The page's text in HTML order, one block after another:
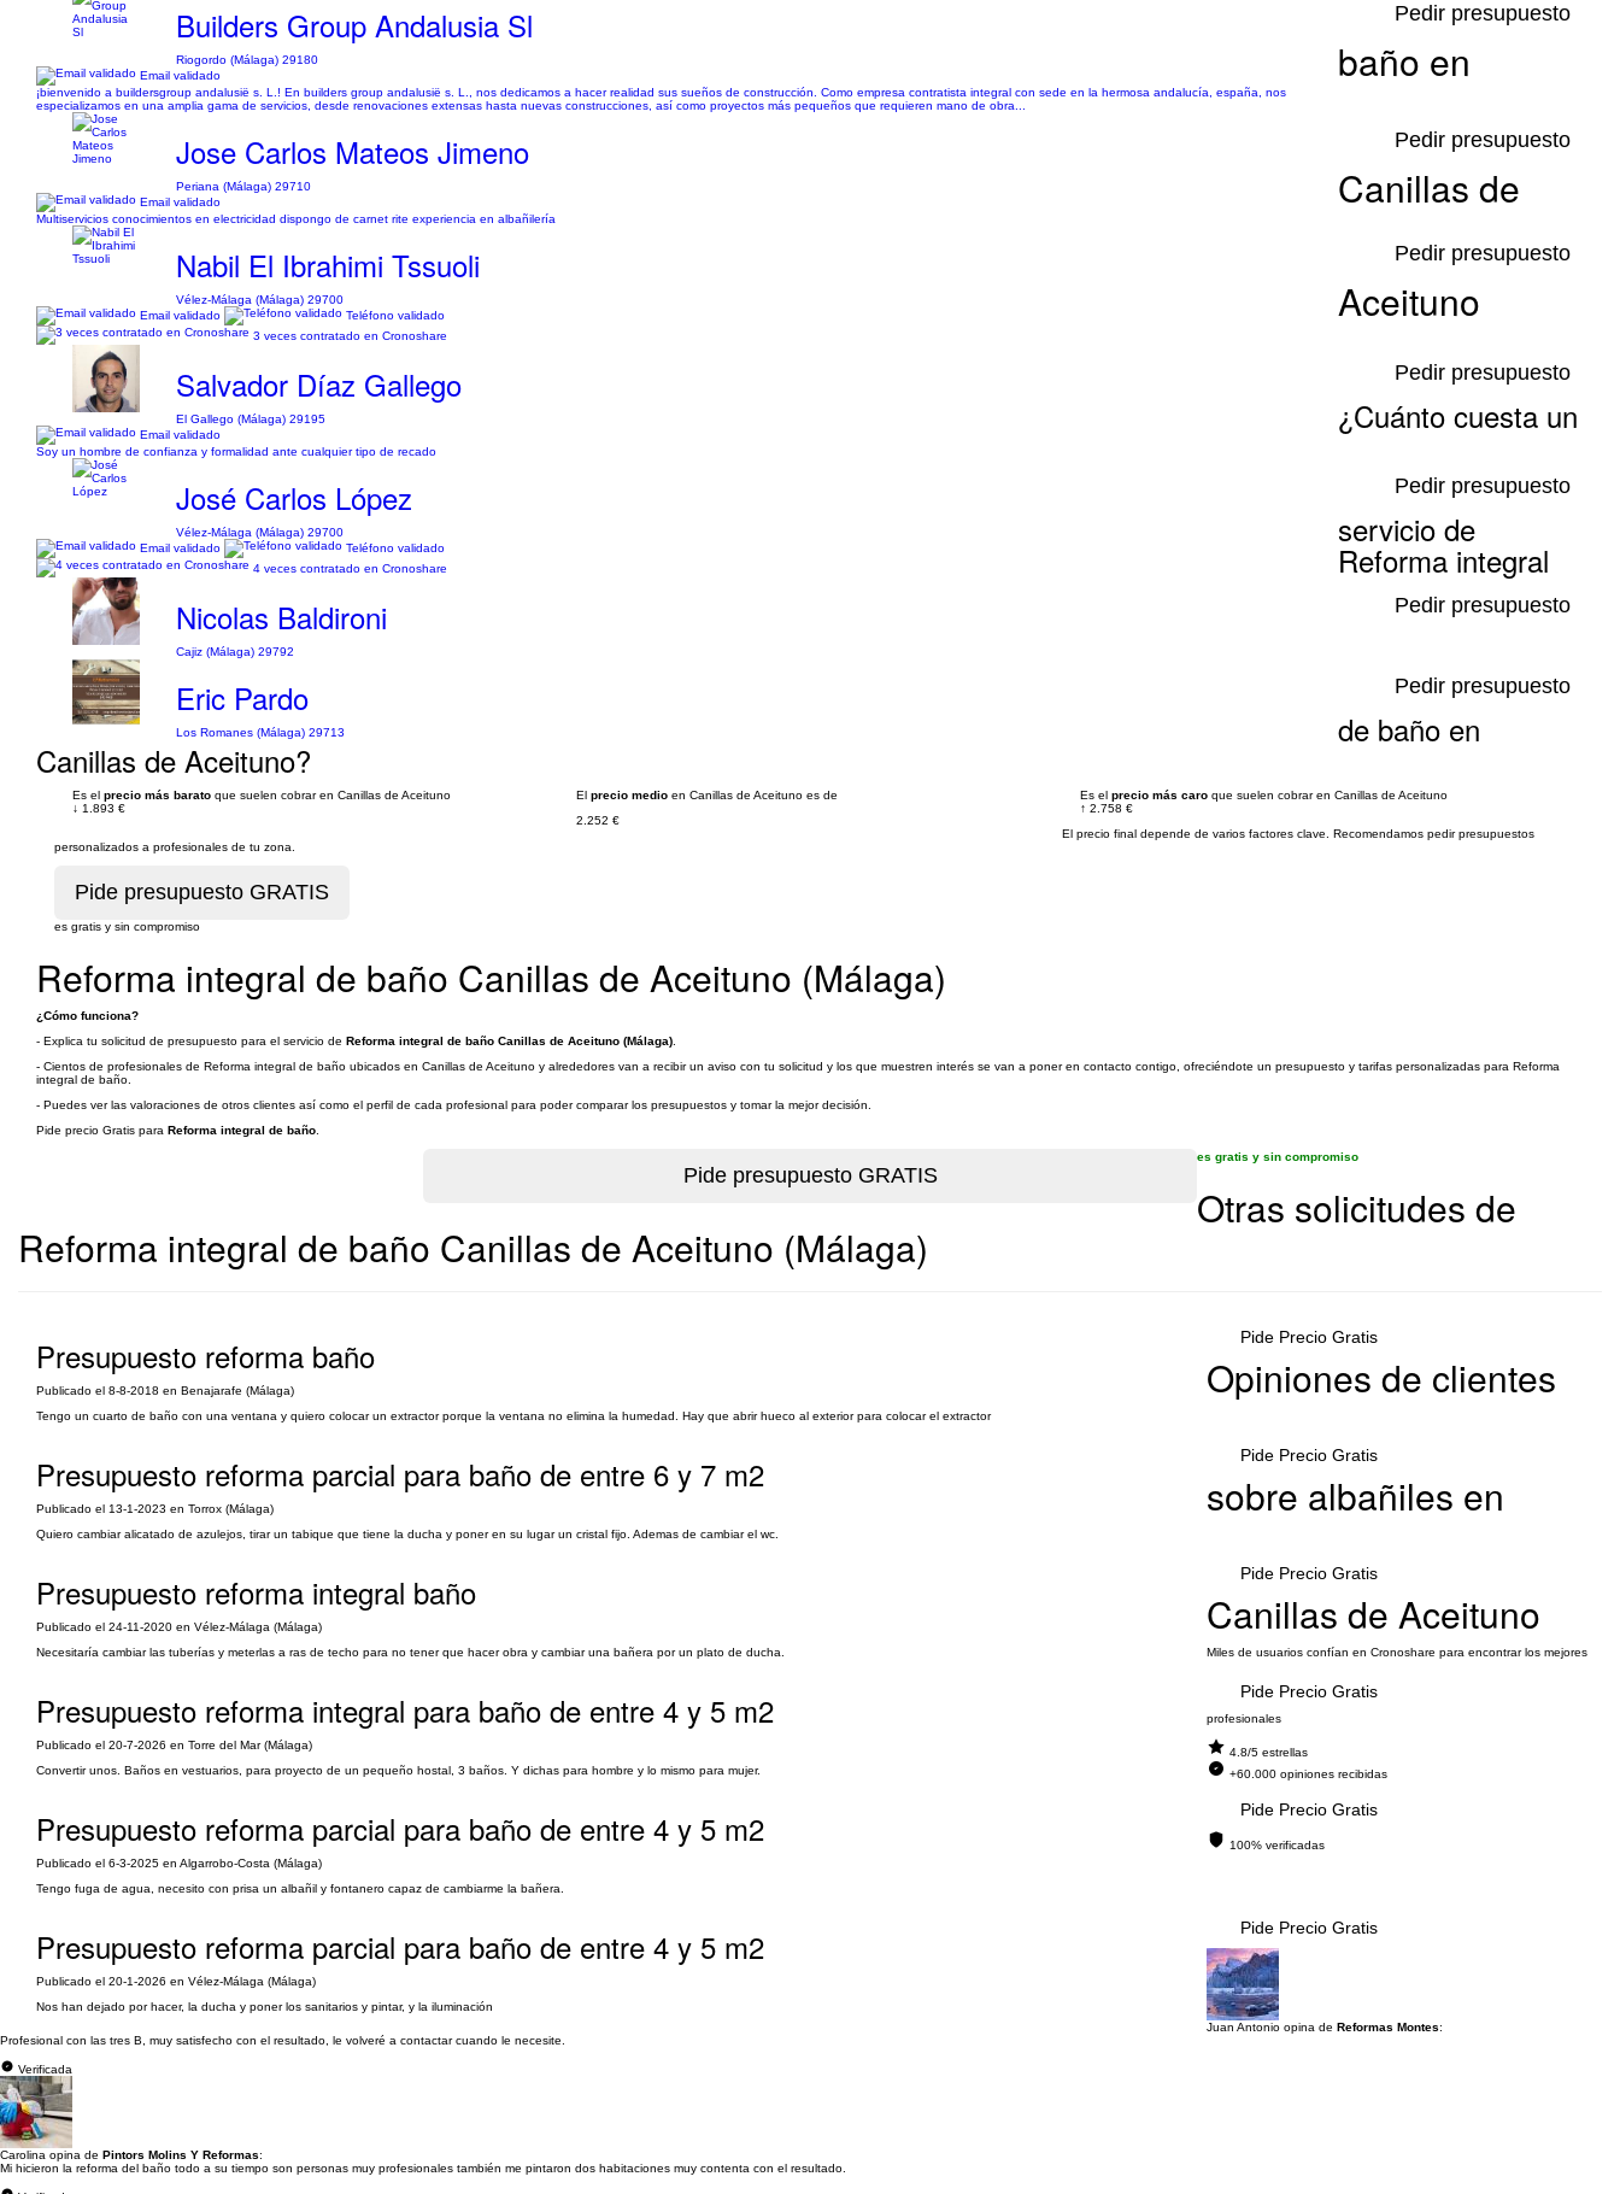
Builders Group Andalusia Sl
Riogordo (Málaga) 29180
Email validado
¡bienvenido a buildersgroup andalusië s. L.! En builders group andalusië s. L., nos dedicamos a hacer realidad sus sueños de construcción. Como empresa contratista integral con sede en la hermosa andalucía, españa, nos
especializamos en una amplia gama de servicios, desde renovaciones extensas hasta nuevas construcciones, así como proyectos más pequeños que requieren mano de obra...
Pedir presupuesto
Jose Carlos Mateos Jimeno
Periana (Málaga) 29710
Email validado
Multiservicios conocimientos en electricidad dispongo de carnet rite experiencia en albañilería
Pedir presupuesto
Nabil El Ibrahimi Tssuoli
Vélez-Málaga (Málaga) 29700
Email validado
Teléfono validado
3 veces contratado en Cronoshare
Pedir presupuesto
Salvador Díaz Gallego
El Gallego (Málaga) 29195
Email validado
Soy un hombre de confianza y formalidad ante cualquier tipo de recado
Pedir presupuesto
José Carlos López
Vélez-Málaga (Málaga) 29700
Email validado
Teléfono validado
4 veces contratado en Cronoshare
Pedir presupuesto
Nicolas Baldironi
Cajiz (Málaga) 29792
Pedir presupuesto
Eric Pardo
Los Romanes (Málaga) 29713
Pedir presupuesto
baño en
Canillas de
Aceituno
¿Cuánto cuesta un
servicio de
Reforma integral
de baño en
Canillas de Aceituno?
Es el precio más barato que suelen cobrar en Canillas de Aceituno
↓ 1.893 €
El precio medio en Canillas de Aceituno es de
2.252 €
Es el precio más caro que suelen cobrar en Canillas de Aceituno
↑ 2.758 €
El precio final depende de varios factores clave. Recomendamos pedir presupuestos
personalizados a profesionales de tu zona.
es gratis y sin compromiso
Reforma integral de baño Canillas de Aceituno (Málaga)
¿Cómo funciona?
- Explica tu solicitud de presupuesto para el servicio de Reforma integral de baño Canillas de Aceituno (Málaga)
- Cientos de profesionales de Reforma integral de baño ubicados en Canillas de Aceituno y alrededores van a recibir un aviso con tu solicitud y los que muestren interés se van a poner en contacto contigo, ofreciéndote un presupuesto y tarifas personalizadas para Reforma
integral de baño.
- Puedes ver las valoraciones de otros clientes así como el perfil de cada profesional para poder comparar los presupuestos y tomar la mejor decisión.
Pide precio Gratis para Reforma integral de baño
es gratis y sin compromiso
Otras solicitudes de
Reforma integral de baño Canillas de Aceituno (Málaga)
Presupuesto reforma baño
Publicado el 8-8-2018 en Benajarafe (Málaga)
Tengo un cuarto de baño con una ventana y quiero colocar un extractor porque la ventana no elimina la humedad. Hay que abrir hueco al exterior para colocar el extractor
Pide Precio Gratis
Presupuesto reforma parcial para baño de entre 6 y 7 m2
Publicado el 13-1-2023 en Torrox (Málaga)
Quiero cambiar alicatado de azulejos, tirar un tabique que tiene la ducha y poner en su lugar un cristal fijo. Ademas de cambiar el wc.
Pide Precio Gratis
Presupuesto reforma integral baño
Publicado el 24-11-2020 en Vélez-Málaga (Málaga)
Necesitaría cambiar las tuberías y meterlas a ras de techo para no tener que hacer obra y cambiar una bañera por un plato de ducha.
Pide Precio Gratis
Presupuesto reforma integral para baño de entre 4 y 5 m2
Publicado el 20-7-2026 en Torre del Mar (Málaga)
Convertir unos. Baños en vestuarios, para proyecto de un pequeño hostal, 3 baños. Y dichas para hombre y lo mismo para mujer.
Pide Precio Gratis
Presupuesto reforma parcial para baño de entre 4 y 5 m2
Publicado el 6-3-2025 en Algarrobo-Costa (Málaga)
Tengo fuga de agua, necesito con prisa un albañil y fontanero capaz de cambiarme la bañera.
Pide Precio Gratis
Presupuesto reforma parcial para baño de entre 4 y 5 m2
Publicado el 20-1-2026 en Vélez-Málaga (Málaga)
Nos han dejado por hacer, la ducha y poner los sanitarios y pintar, y la iluminación
Pide Precio Gratis
Opiniones de clientes
sobre albañiles en
Canillas de Aceituno
Miles de usuarios confían en Cronoshare para encontrar los mejores
profesionales
4.8/5 estrellas
+60.000 opiniones recibidas
100% verificadas
Juan Antonio opina de Reformas Montes:
Profesional con las tres B, muy satisfecho con el resultado, le volveré a contactar cuando le necesite.
Verificada
Carolina opina de Pintors Molins Y Reformas:
Mi hicieron la reforma del baño todo a su tiempo son personas muy profesionales también me pintaron dos habitaciones muy contenta con el resultado.